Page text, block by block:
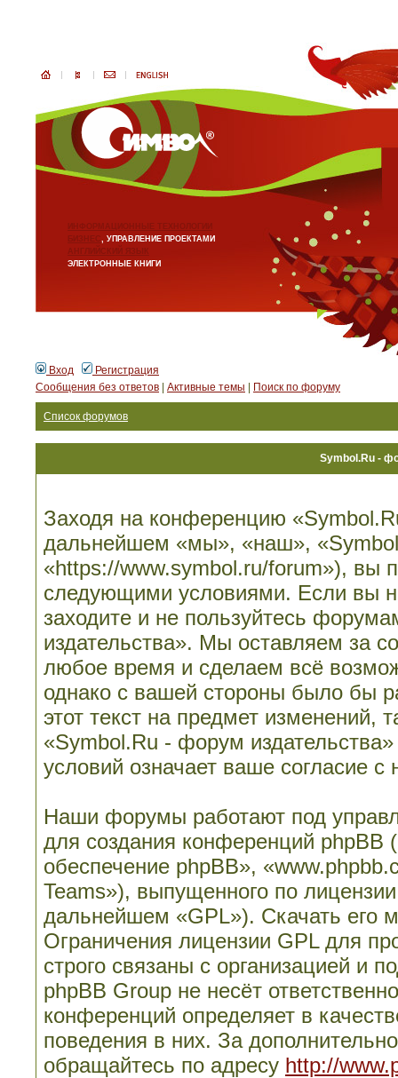
ИНФОРМАЦИОННЫЕ ТЕХНОЛОГИИ
БИЗНЕС, УПРАВЛЕНИЕ ПРОЕКТАМИ
АНГЛИЙСКИЙ ЯЗЫК
ЭЛЕКТРОННЫЕ КНИГИ
Вход
Регистрация
Сообщения без ответов
Активные темы Поиск по форуму
Список форумов
Symbol.Ru -
Заходя на конференцию
дальнейшем «мы», «наш»,
«https://www.symbol.ru/forum»), вы
следующими условиями. Если вы
заходите и не пользуйтесь
издательства». Мы оставляем за
любое время и сделаем всё
однако с вашей стороны было бы
этот текст на предмет изменений,
«Symbol.Ru - форум
условий означает ваше согласие с
Наши форумы работают под
для создания конференций
обеспечение phpBB»,
Teams»), выпущенного по
дальнейшем «GPL»). Скачать его
Ограничения лицензии GPL для
строго связаны с организацией и
phpBB Group не несёт
конференций определяет в
поведения в них. За
обращайтесь по адресу http://